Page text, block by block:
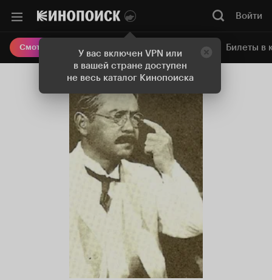
У вас включен VPN или
в вашей стране доступен
не весь каталог Кинопоиска
Войти
Смотреть кино Онлайн-кинотеатр Билеты в